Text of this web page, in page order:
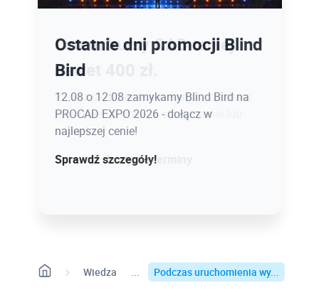
Ostatnie dni promocji Blind
Bird
12.08 o 12:08 zamykamy Blind Bird na
PROCAD EXPO 2026 - dołącz w
najlepszej cenie!
Sprawdź szczegóły!
Latem kursy CAD taniej
nawet 400 zł.
Zapisz się do końca sierpnia z rabatem
na szkolenia otwarte stacjonarnie lub
online!
Sprawdź dostępne terminy
Wiedza Podczas uruchomienia wy...
Szkolenia
Urządzenia i serwis